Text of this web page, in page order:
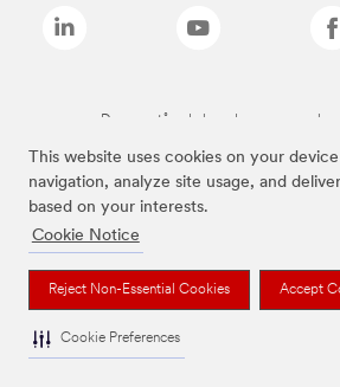
This website uses cookies on your
navigation, analyze site usage, and
based on your interests.
Cookie Notice
Reject Non-Essential Cookies Accept
Cookie Preferences
De ovenstående brands er varemærker